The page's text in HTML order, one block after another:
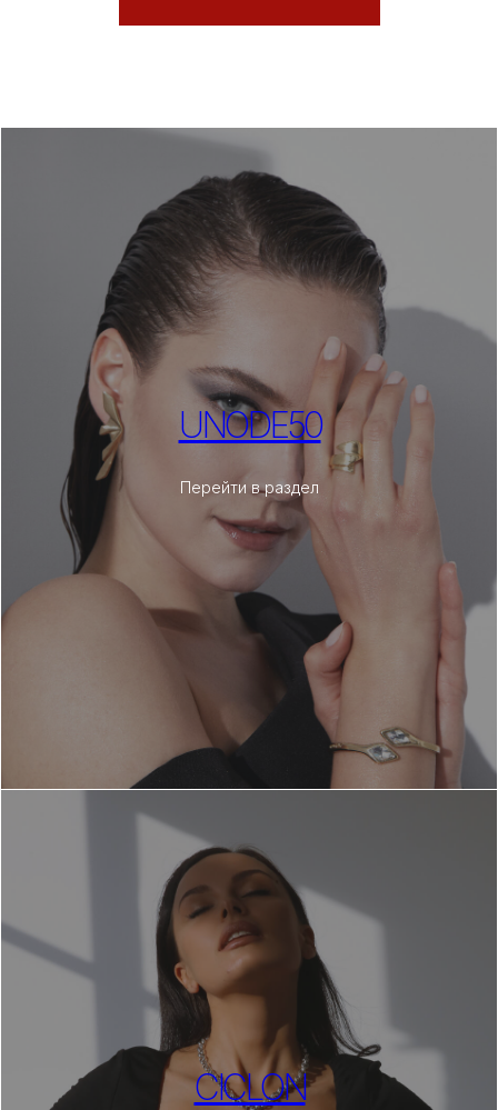
UNODE50
Перейти в раздел
CICLON